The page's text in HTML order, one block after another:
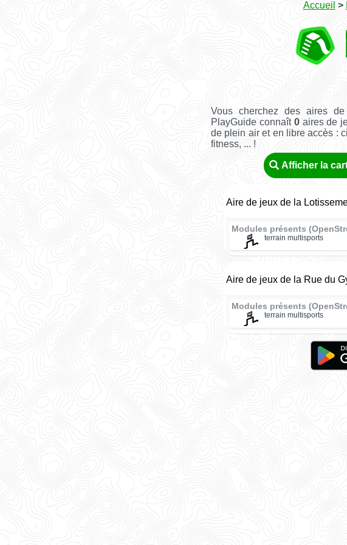
Accueil >
Vous cherchez des aires
PlayGuide connaît 0aires de
de plein air et en libre accès :
fitness, ... !
Afficher la
Aire de jeux de la
Modules présents
terrain multisports
Aire de jeux de la Rue du
Modules présents
terrain multisports